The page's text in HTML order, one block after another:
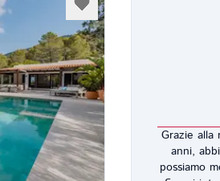
Grazie alla
anni,
possiamo